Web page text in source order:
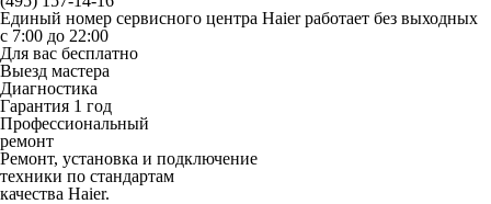
Единый номер сервисного центра Haier работает без выходных
с 7:00 до 22:00
Для вас бесплатно
Выезд мастера
Диагностика
Гарантия 1 год
Профессиональный
ремонт
Ремонт, установка и подключение
техники по стандартам
качества Haier.